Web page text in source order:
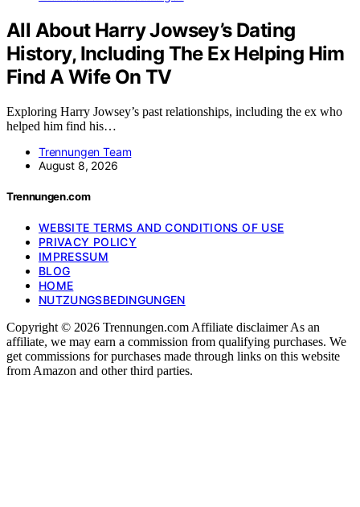
All About Harry Jowsey’s Dating
History, Including The Ex Helping Him
Find A Wife On TV
Exploring Harry Jowsey’s past relationships, including the ex who
helped him find his…
Trennungen Team
August 8, 2026
Trennungen.com
WEBSITE TERMS AND CONDITIONS OF USE
PRIVACY POLICY
IMPRESSUM
BLOG
HOME
NUTZUNGSBEDINGUNGEN
Copyright © 2026 Trennungen.com Affiliate disclaimer As an
affiliate, we may earn a commission from qualifying purchases. We
get commissions for purchases made through links on this website
from Amazon and other third parties.